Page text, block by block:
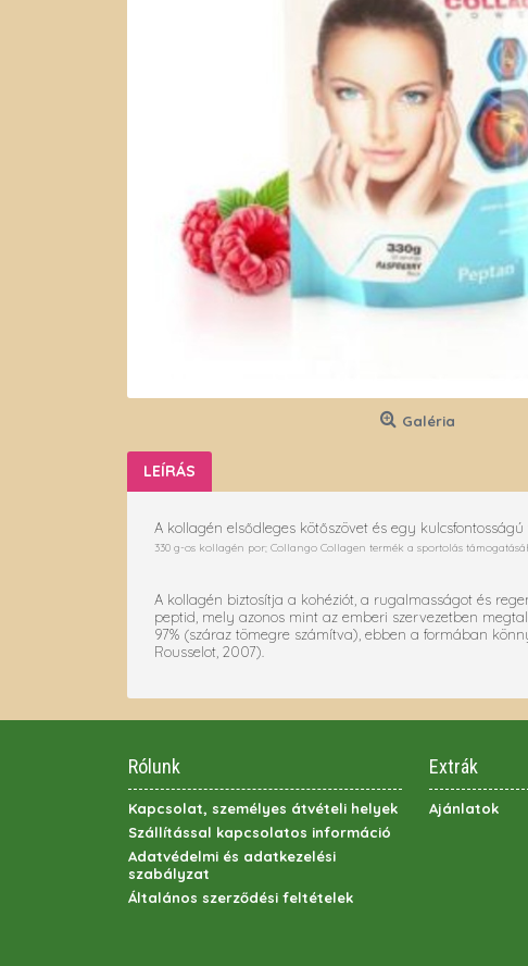
Galéria
LEÍRÁS
A kollagén elsődleges kötőszövet és egy kulcsfontosságú
330 g-os kollagén por; Collango Collagen termék a sportolás
A kollagén biztosítja a kohéziót, a rugalmasságot és
peptid, mely azonos mint az emberi szervezetben
97% (száraz tömegre számítva), ebben a formában
Rousselot, 2007).
Rólunk
Kapcsolat, személyes átvételi helyek
Szállítással kapcsolatos információ
Adatvédelmi és adatkezelési
szabályzat
Általános szerződési feltételek
Extrák
Ajánlatok